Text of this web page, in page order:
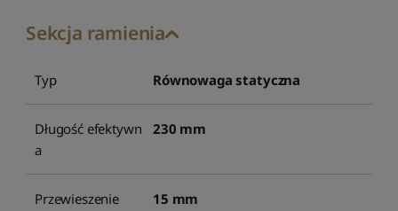
Sekcja ramienia
Typ Równowaga statyczna
Długość efektywn
a
230 mm
Przewieszenie 15 mm